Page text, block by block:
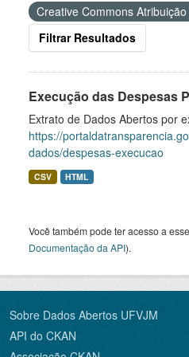
Creative Commons Atribuição
Filtrar Resultados
Execução das Despesas
Extrato de Dados Abertos por
https://
dados/despesas-execucao
CSV HTML
Você também pode ter acesso a
Documentação da API).
Sobre Dados Abertos UFVJM
API do CKAN